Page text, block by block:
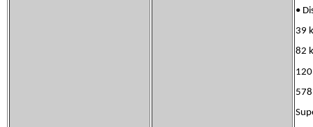
•
39
82